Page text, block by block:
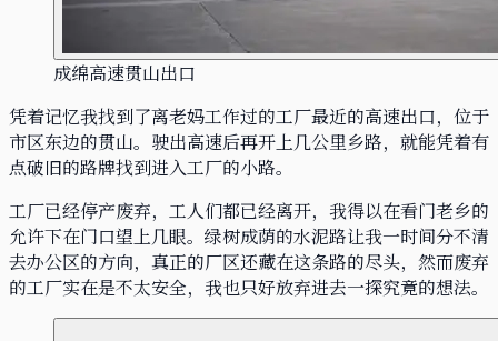
成绵高速贯山出口
凭着记忆我找到了离老妈工作过的工厂最近的高速出口，位于
市区东边的贯山。驶出高速后再开上几公里乡路，就能凭着有
点破旧的路牌找到进入工厂的小路。
工厂已经停产废弃，工人们都已经离开，我得以在看门老乡的
允许下在门口望上几眼。绿树成荫的水泥路让我一时间分不清
去办公区的方向，真正的厂区还藏在这条路的尽头，然而废弃
的工厂实在是不太安全，我也只好放弃进去一探究竟的想法。